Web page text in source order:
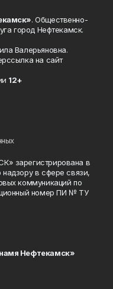
. Общественно-
город Нефтекамск.
Валерьяновна.
на сайт
12+
зарегистрирована в
в сфере связи,
коммуникаций по
номер ПИ № ТУ
Нефтекамск»